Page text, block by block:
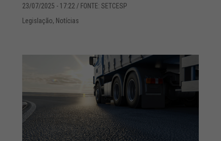
23/07/2025 - 17:22 / FONTE: SETCESP
Legislação, Notícias